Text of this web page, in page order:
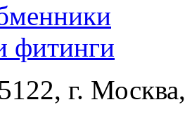
фитинги
, г. Москва,